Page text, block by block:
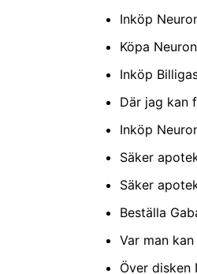
Inköp
Köpa
Inköp
Där jag kan
Inköp
Säker
Säker
Beställa
Var man
Över disken